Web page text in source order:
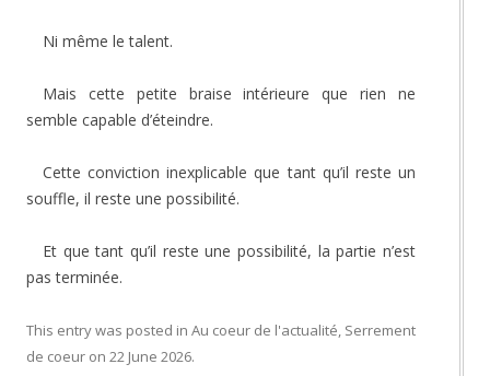
Ni même le talent.
Mais cette petite braise intérieure que rien ne
semble capable d’éteindre.
Cette conviction inexplicable que tant qu’il reste un
souffle, il reste une possibilité.
Et que tant qu’il reste une possibilité, la partie n’est
pas terminée.
This entry was posted in Au coeur de l'actualité, Serrement
de coeur on 22 June 2026.